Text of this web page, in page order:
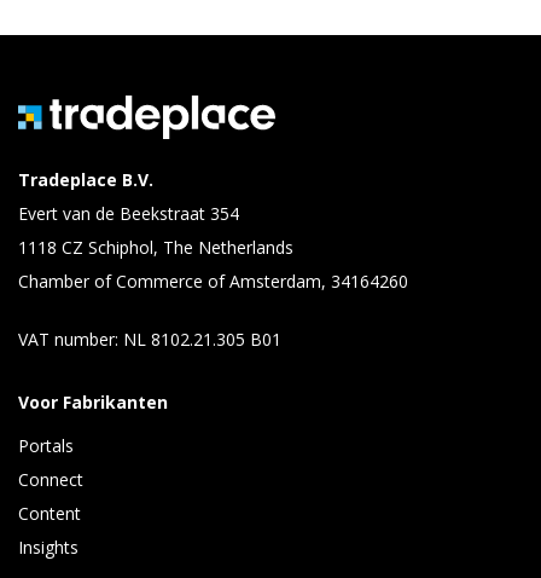
Tradeplace B.V.
Evert van de Beekstraat 354
1118 CZ Schiphol, The Netherlands
Chamber of Commerce of Amsterdam, 34164260
VAT number: NL 8102.21.305 B01
Voor Fabrikanten
Portals
Connect
Content
Insights